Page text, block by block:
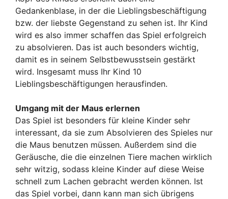
Gedankenblase, in der die Lieblingsbeschäftigung
bzw. der liebste Gegenstand zu sehen ist. Ihr Kind
wird es also immer schaffen das Spiel erfolgreich
zu absolvieren. Das ist auch besonders wichtig,
damit es in seinem Selbstbewusstsein gestärkt
wird. Insgesamt muss Ihr Kind 10
Lieblingsbeschäftigungen herausfinden.
Umgang mit der Maus erlernen
Das Spiel ist besonders für kleine Kinder sehr
interessant, da sie zum Absolvieren des Spieles nur
die Maus benutzen müssen. Außerdem sind die
Geräusche, die die einzelnen Tiere machen wirklich
sehr witzig, sodass kleine Kinder auf diese Weise
schnell zum Lachen gebracht werden können. Ist
das Spiel vorbei, dann kann man sich übrigens